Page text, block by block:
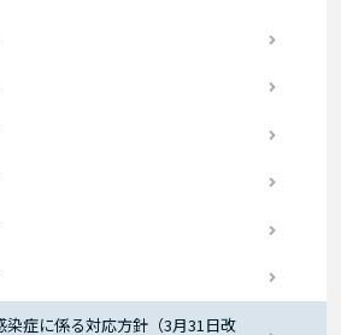
症に係る対応方針（3月31日改